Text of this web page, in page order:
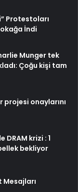
Protestoları
İndi
Munger tek
Çoğu kişi tam
projesi onaylarını
DRAM krizi : 1
bekliyor
Mesajları